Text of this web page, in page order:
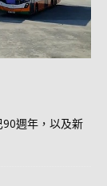
週年，以及新